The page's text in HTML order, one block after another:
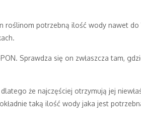
roślinom potrzebną ilość wody nawet do
Sprawdza się on zwłaszcza tam,
że najczęściej otrzymują jej
taką ilość wody jaka jest